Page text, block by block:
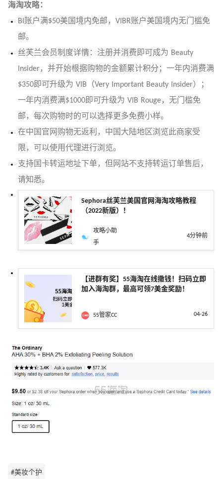
海淘攻略：
BI账户满$50美国境内免邮，VIBR账户美国境内无门槛免
邮。
丝芙兰会员制度详情：注册并消费即可成为 Beauty
Insider，并开始根据购物的金额累计积分；一年内消费满
$350即可升级为 VIB（Very Important Beauty Insider）；
一年内消费满$1000即可升级为 VIB Rouge，无门槛免
邮，每次购物时的可以选择更多免费小样。
在中国官网购物无返利，中国大陆地区浏览此商家受
限，可以使用代理进行浏览。
支持国卡转运地址下单，但网站不支持转运订单售后，
请知悉。
Sephora丝芙兰美国官网海淘攻略教程
（2022新版）！
攻略小助
手
4分钟前
【进群有奖】55海淘在线撒钱！扫码立即
加入海淘群，最高可领7美金奖励！
55管家CC 04-26
#美妆个护